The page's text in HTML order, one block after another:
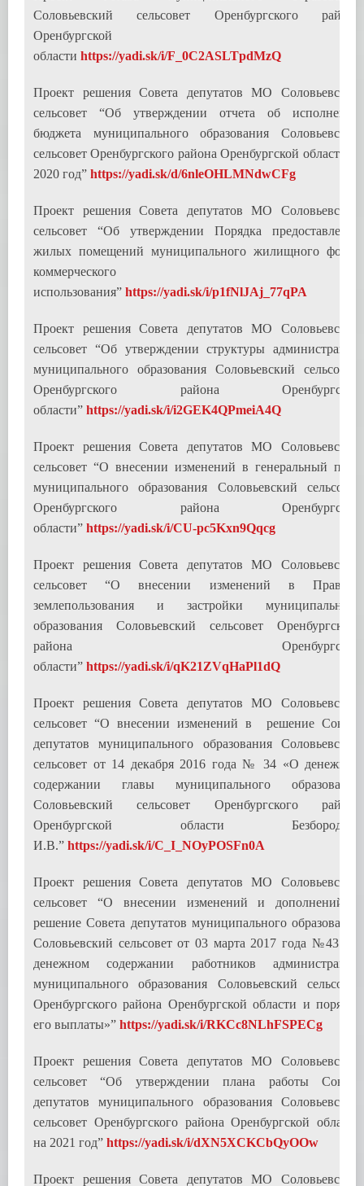
Соловьевский сельсовет Оренбургского района
Оренбургской
области https://yadi.sk/i/F_0C2ASLTpdMzQ
Проект решения Совета депутатов МО Соловьевский
сельсовет “Об утверждении отчета об исполнении
бюджета муниципального образования Соловьевский
сельсовет Оренбургского района Оренбургской области за
2020 год” https://yadi.sk/d/6nleOHLMNdwCFg
Проект решения Совета депутатов МО Соловьевский
сельсовет “Об утверждении Порядка предоставления
жилых помещений муниципального жилищного фонда
коммерческого
использования” https://yadi.sk/i/p1fNlJAj_77qPA
Проект решения Совета депутатов МО Соловьевский
сельсовет “Об утверждении структуры администрации
муниципального образования Соловьевский сельсовет
Оренбургского района Оренбургской
области” https://yadi.sk/i/i2GEK4QPmeiA4Q
Проект решения Совета депутатов МО Соловьевский
сельсовет “О внесении изменений в генеральный план
муниципального образования Соловьевский сельсовет
Оренбургского района Оренбургской
области” https://yadi.sk/i/CU-pc5Kxn9Qqcg
Проект решения Совета депутатов МО Соловьевский
сельсовет “О внесении изменений в Правила
землепользования и застройки муниципального
образования Соловьевский сельсовет Оренбургского
района Оренбургской
области” https://yadi.sk/i/qK21ZVqHaPl1dQ
Проект решения Совета депутатов МО Соловьевский
сельсовет “О внесении изменений в решение Совета
депутатов муниципального образования Соловьевский
сельсовет от 14 декабря 2016 года № 34 «О денежном
содержании главы муниципального образования
Соловьевский сельсовет Оренбургского района
Оренбургской области Безбородова
И.В.” https://yadi.sk/i/C_I_NOyPOSFn0A
Проект решения Совета депутатов МО Соловьевский
сельсовет “О внесении изменений и дополнений в
решение Совета депутатов муниципального образования
Соловьевский сельсовет от 03 марта 2017 года №43 «О
денежном содержании работников администрации
муниципального образования Соловьевский сельсовет
Оренбургского района Оренбургской области и порядке
его выплаты»” https://yadi.sk/i/RKCc8NLhFSPECg
Проект решения Совета депутатов МО Соловьевский
сельсовет “Об утверждении плана работы Совета
депутатов муниципального образования Соловьевский
сельсовет Оренбургского района Оренбургской области
на 2021 год” https://yadi.sk/i/dXN5XCKCbQyOOw
Проект решения Совета депутатов МО Соловьевский